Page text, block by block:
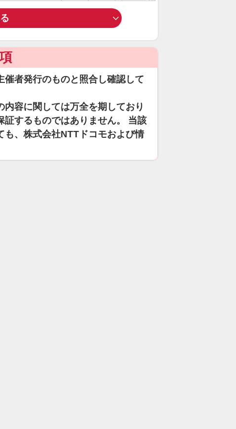
者発行のものと照合し確認して
容に関しては万全を期しており
証するものではありません。 当該
も、株式会社NTTドコモおよび情